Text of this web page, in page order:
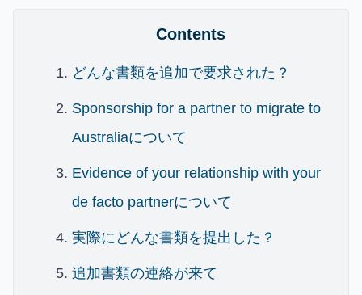
Contents
どんな書類を追加で要求された？
Sponsorship for a partner to migrate to
Australiaについて
Evidence of your relationship with your
de facto partnerについて
実際にどんな書類を提出した？
追加書類の連絡が来て